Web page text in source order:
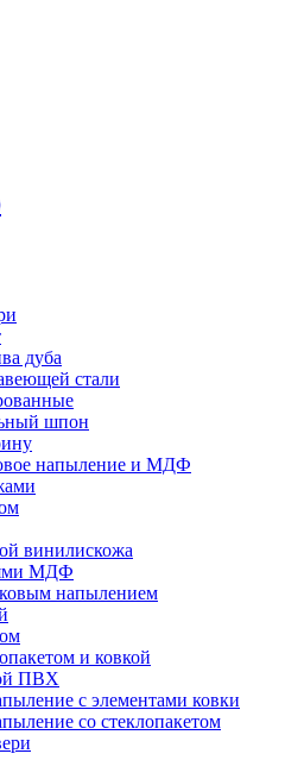
дуба
стали
шпон
напыление и МДФ
винилискожа
МДФ
напылением
и ковкой
ПВХ
с элементами ковки
со стеклопакетом